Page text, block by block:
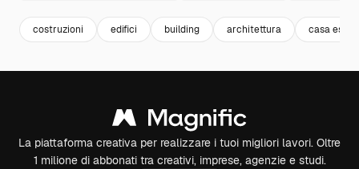
costruzioni edifici building architettura casa
La piattaforma creativa per realizzare i tuoi migliori lavori. Oltre
1 milione di abbonati tra creativi, imprese, agenzie e studi.